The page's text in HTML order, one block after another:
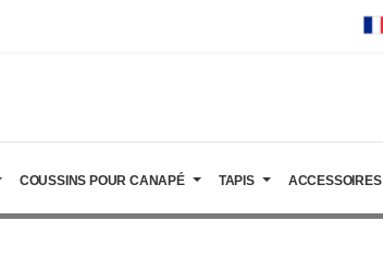
COUSSINS POUR CANAPÉ TAPIS ACCESSOIRES